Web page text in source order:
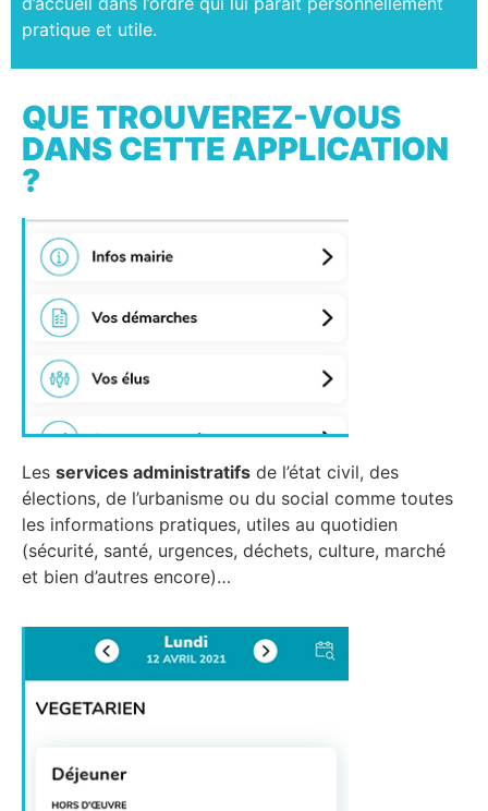
pratique et utile.
QUE TROUVEREZ-VOUS
DANS CETTE APPLICATION
?
Les services administratifs de l’état civil, des
élections, de l’urbanisme ou du social comme toutes
les informations pratiques, utiles au quotidien
(sécurité, santé, urgences, déchets, culture, marché
et bien d’autres encore)…